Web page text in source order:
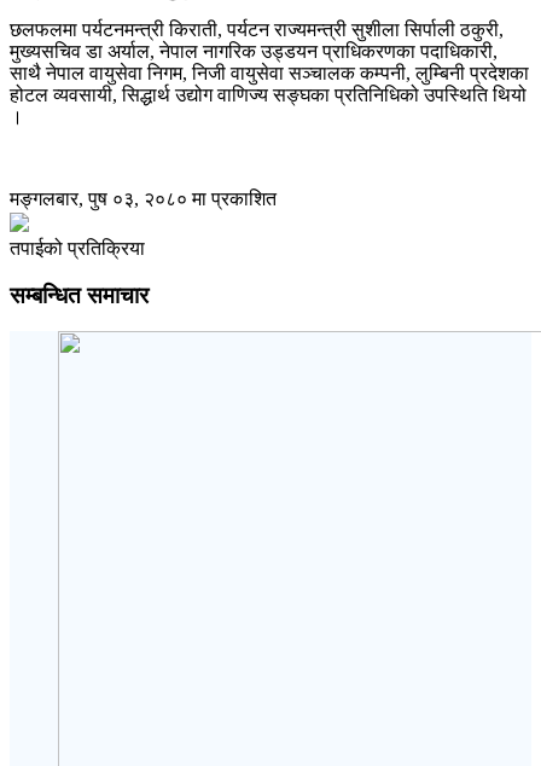
छलफलमा पर्यटनमन्त्री किराती, पर्यटन राज्यमन्त्री सुशीला सिर्पाली ठकुरी,
मुख्यसचिव डा अर्याल, नेपाल नागरिक उड्डयन प्राधिकरणका पदाधिकारी,
साथै नेपाल वायुसेवा निगम, निजी वायुसेवा सञ्चालक कम्पनी, लुम्बिनी प्रदेशका
होटल व्यवसायी, सिद्धार्थ उद्योग वाणिज्य सङ्घका प्रतिनिधिको उपस्थिति थियो
।
मङ्गलबार, पुष ०३, २०८० मा प्रकाशित
तपाईको प्रतिक्रिया
सम्बन्धित समाचार